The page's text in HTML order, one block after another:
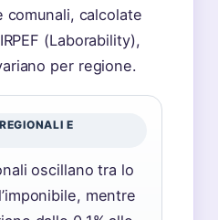
comunali, calcolate
(Laborability),
per regione.
E
oscillano tra lo
mentre